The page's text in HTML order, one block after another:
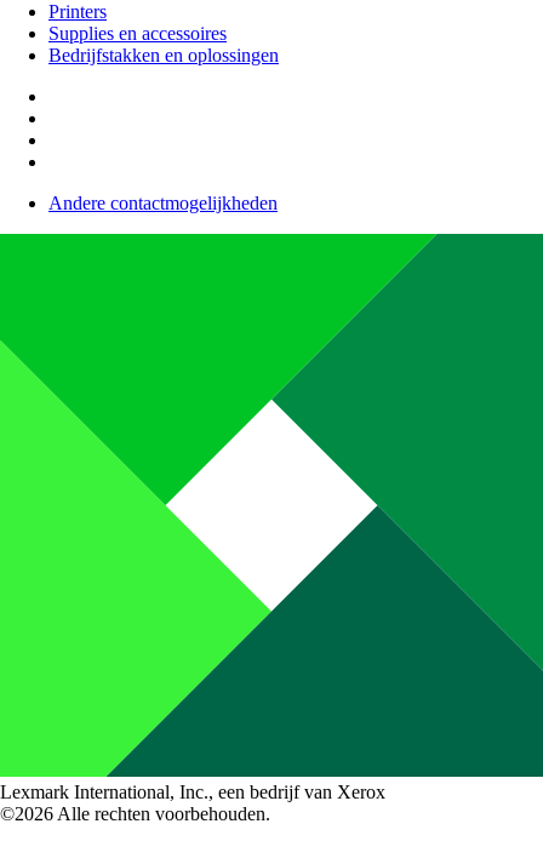
Printers
Supplies en accessoires
Bedrijfstakken en oplossingen
Andere contactmogelijkheden
Lexmark International, Inc., een bedrijf van Xerox
©2026 Alle rechten voorbehouden.